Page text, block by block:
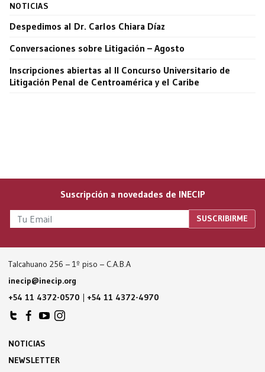
NOTICIAS
Despedimos al Dr. Carlos Chiara Díaz
Conversaciones sobre Litigación – Agosto
Inscripciones abiertas al II Concurso Universitario de
Litigación Penal de Centroamérica y el Caribe
Suscripción a novedades de INECIP
Talcahuano 256 – 1º piso – C.A.B.A
inecip@inecip.org
+54 11 4372-0570 | +54 11 4372-4970
NOTICIAS
NEWSLETTER